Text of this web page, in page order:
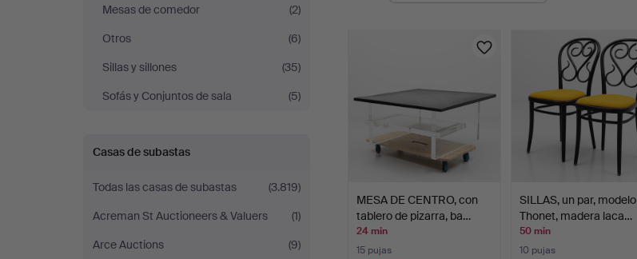
Mesas de comedor
(2)
Otros
(6)
Sillas y sillones
(35)
Sofás y Conjuntos de sala
(5)
Casas de subastas
Todas las casas de subastas
(3.819)
Acreman St Auctioneers & Valuers
(1)
Arce Auctions
(9)
MESA DE CENTRO, con
tablero de pizarra, ba…
24 min
15 pujas
SILLAS, un par, modelo
Thonet, madera laca…
50 min
10 pujas